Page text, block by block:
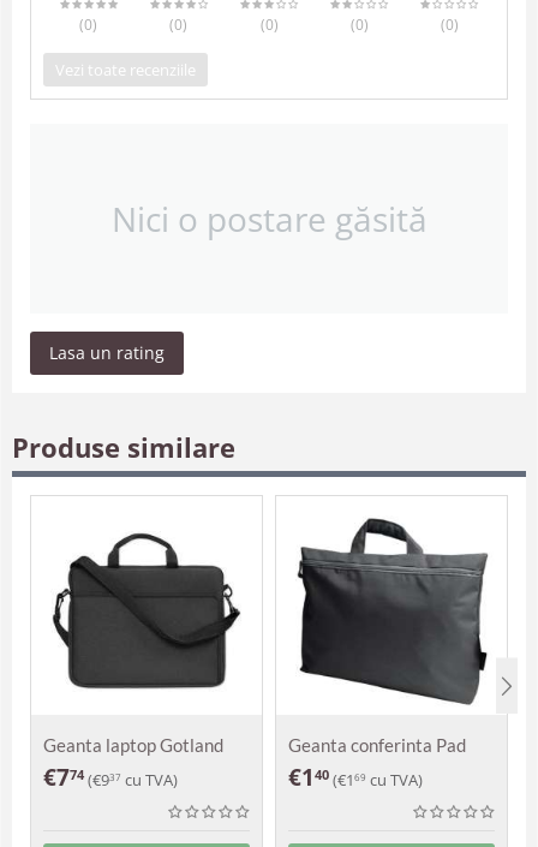
(0) (0) (0) (0) (0)
Vezi toate recenziile
Nici o postare găsită
Lasa un rating
Produse similare
Geanta laptop Gotland
€774 (€937 cu TVA)
Geanta conferinta Pad
€1 40 (€1 69 cu TVA)